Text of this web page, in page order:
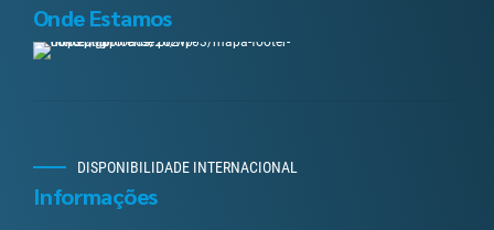
Onde Estamos
DISPONIBILIDADE INTERNACIONAL
Informações